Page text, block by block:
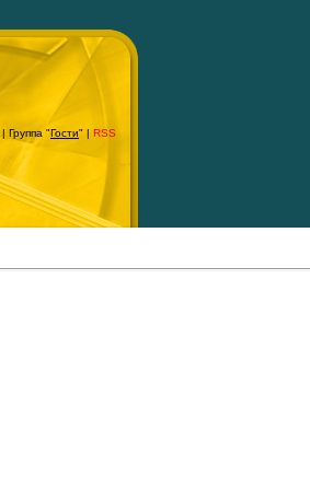
| Группа "Гости" | RSS